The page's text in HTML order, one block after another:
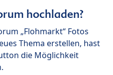
hochladen?
„Flohmarkt“ Fotos
Thema erstellen, hast
die Möglichkeit